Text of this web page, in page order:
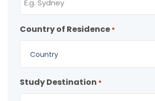
Country of Residence *
Country
Study Destination *